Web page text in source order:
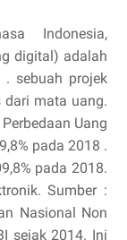
Indonesia,
digital) adalah
sebuah projek
dari mata uang.
Uang
pada 2018 .
pada 2018.
Sumber :
Nasional Non
sejak 2014. Ini